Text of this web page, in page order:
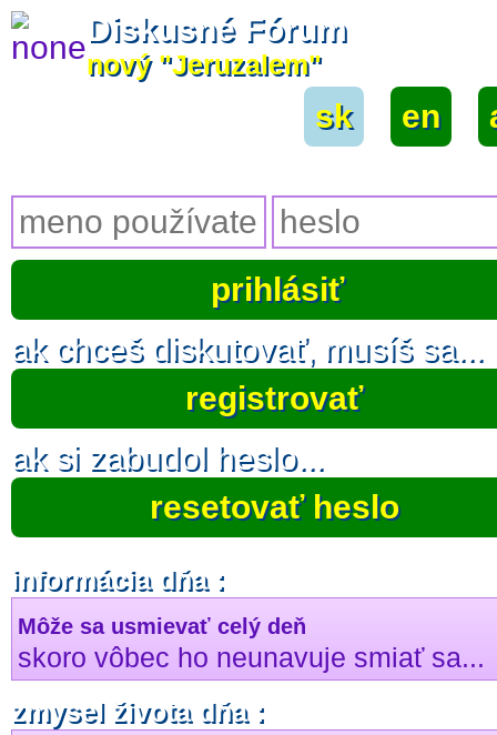
Diskusné Fórum
nový "Jeruzalem"
sk en
ak chceš diskutovať, musíš sa...
registrovať
ak si zabudol heslo...
resetovať heslo
informácia dňa :
Môže sa usmievať celý deň
skoro vôbec ho neunavuje smiať sa...
zmysel života dňa :